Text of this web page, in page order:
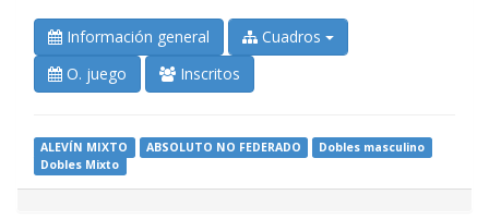
Información general
Cuadros
O. juego
Inscritos
ALEVÍN MIXTO ABSOLUTO NO FEDERADO
Dobles masculino
Dobles Mixto